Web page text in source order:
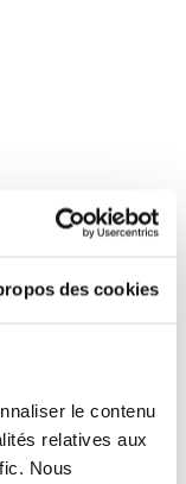
des cookies
le contenu
relatives aux
Nous